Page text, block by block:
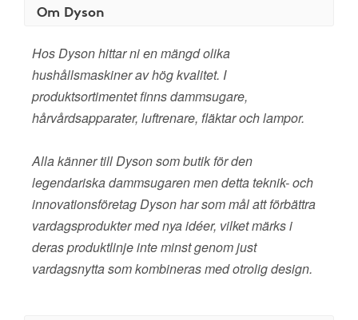
Om Dyson
Hos Dyson hittar ni en mängd olika
hushållsmaskiner av hög kvalitet. I
produktsortimentet finns dammsugare,
hårvårdsapparater, luftrenare, fläktar och lampor.
Alla känner till Dyson som butik för den
legendariska dammsugaren men detta teknik- och
innovationsföretag Dyson har som mål att förbättra
vardagsprodukter med nya idéer, vilket märks i
deras produktlinje inte minst genom just
vardagsnytta som kombineras med otrolig design.